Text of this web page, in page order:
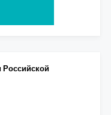
Российской